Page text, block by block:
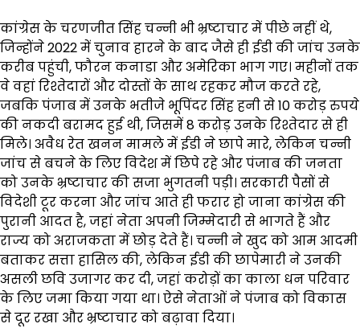
कांग्रेस के चरणजीत सिंह चन्नी भी भ्रष्टाचार में पीछे नहीं थे,
जिन्होंने 2022 में चुनाव हारने के बाद जैसे ही ईडी की जांच उनके
करीब पहुंची, फौरन कनाडा और अमेरिका भाग गए। महीनों तक
वे वहां रिश्तेदारों और दोस्तों के साथ रहकर मौज करते रहे,
जबकि पंजाब में उनके भतीजे भूपिंदर सिंह हनी से 10 करोड़ रुपये
की नकदी बरामद हुई थी, जिसमें 8 करोड़ उनके रिश्तेदार से ही
मिले। अवैध रेत खनन मामले में ईडी ने छापे मारे, लेकिन चन्नी
जांच से बचने के लिए विदेश में छिपे रहे और पंजाब की जनता
को उनके भ्रष्टाचार की सजा भुगतनी पड़ी। सरकारी पैसों से
विदेशी टूर करना और जांच आते ही फरार हो जाना कांग्रेस की
पुरानी आदत है, जहां नेता अपनी जिम्मेदारी से भागते हैं और
राज्य को अराजकता में छोड़ देते हैं। चन्नी ने खुद को आम आदमी
बताकर सत्ता हासिल की, लेकिन ईडी की छापेमारी ने उनकी
असली छवि उजागर कर दी, जहां करोड़ों का काला धन परिवार
के लिए जमा किया गया था। ऐसे नेताओं ने पंजाब को विकास
से दूर रखा और भ्रष्टाचार को बढ़ावा दिया।